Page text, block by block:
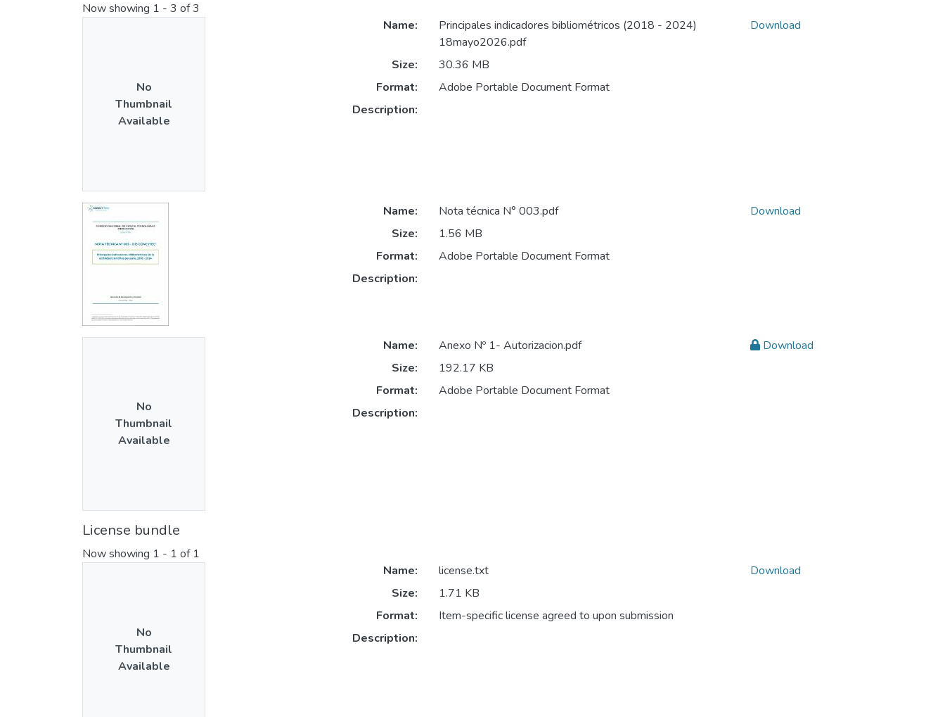
Now showing 1 - 3 of 3
No
Thumbnail
Available
Name:
Principales indicadores bibliométricos (2018 - 2024)
18mayo2026.pdf
Size:
30.36 MB
Format:
Adobe Portable Document Format
Description:
Download
Name:
Nota técnica N° 003.pdf
Size:
1.56 MB
Format:
Adobe Portable Document Format
Description:
Download
No
Thumbnail
Available
Name:
Anexo Nº 1- Autorizacion.pdf
Size:
192.17 KB
Format:
Adobe Portable Document Format
Description:
Download
License bundle
Now showing 1 - 1 of 1
No
Thumbnail
Available
Name:
license.txt
Size:
1.71 KB
Format:
Item-specific license agreed to upon submission
Description:
Download